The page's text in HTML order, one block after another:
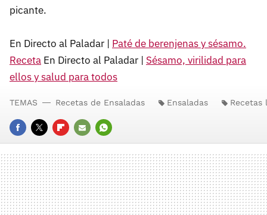
picante.
En Directo al Paladar | Paté de berenjenas y sésamo.
Receta En Directo al Paladar | Sésamo, virilidad para
ellos y salud para todos
FACEBOOK
TWITTERFLIPBOARD
E-
MAIL
WHATSAPP
TEMAS Recetas de Ensaladas Ensaladas Recetas